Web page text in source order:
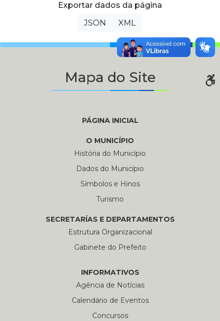
Exportar dados da página
JSON
XML
Mapa do Site
PÁGINA INICIAL
O MUNICÍPIO
História do Município
Dados do Município
Símbolos e Hinos
Turismo
SECRETARÍAS E DEPARTAMENTOS
Estrutura Organizacional
Gabinete do Prefeito
INFORMATIVOS
Agência de Notícias
Calendário de Eventos
Concursos